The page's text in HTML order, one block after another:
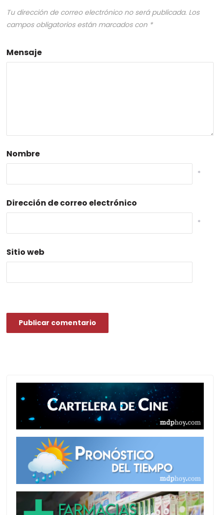
Tu dirección de correo electrónico no será publicada. Los
campos obligatorios están marcados con *
Mensaje
Nombre
*
Dirección de correo electrónico
*
Sitio web